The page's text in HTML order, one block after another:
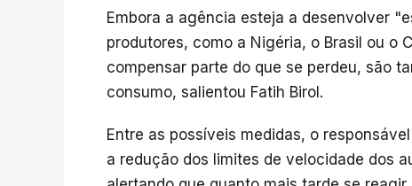
Embora a agência esteja a desenvolver
produtores, como a Nigéria, o Brasil ou o
compensar parte do que se perdeu, são
consumo, salientou Fatih Birol.
Entre as possíveis medidas, o
a redução dos limites de velocidade dos